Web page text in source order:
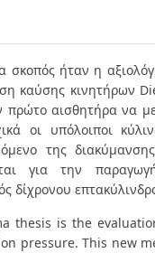
ήταν η
καύσης κινητήρων
πρώτο αισθητήρα να
οι υπόλοιποι
της
για την
δίχρονου
thesis is the
pressure. This new